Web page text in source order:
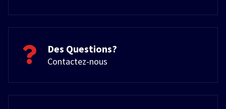
Des Questions?
Contactez-nous